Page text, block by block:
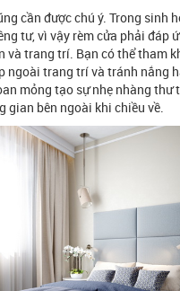
cần được chú ý. Trong sinh
tư, vì vậy rèm cửa phải đáp
và trang trí. Bạn có thể tham
ngoài trang trí và tránh nắng
mỏng tạo sự nhẹ nhàng thư
gian bên ngoài khi chiều về.